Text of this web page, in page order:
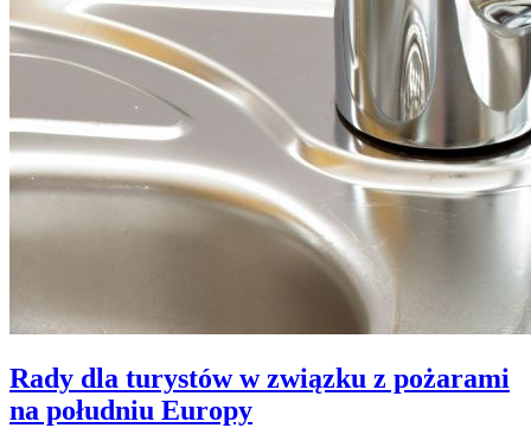
Rady dla turystów w związku z pożarami
na południu Europy